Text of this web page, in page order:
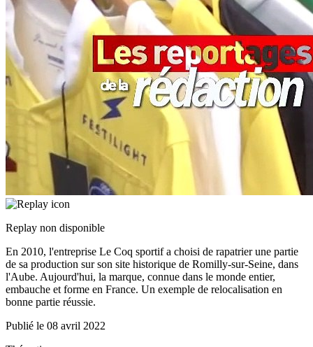
Replay non disponible
En 2010, l'entreprise Le Coq sportif a choisi de rapatrier une partie
de sa production sur son site historique de Romilly-sur-Seine, dans
l'Aube. Aujourd'hui, la marque, connue dans le monde entier,
embauche et forme en France. Un exemple de relocalisation en
bonne partie réussie.
Publié le 08 avril 2022